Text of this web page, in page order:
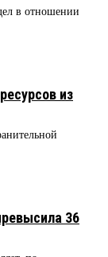
в отношении
из
36